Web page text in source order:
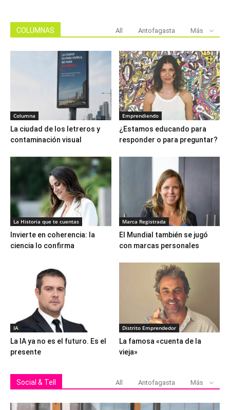
COLUMNAS All Antofagasta Más
Columna
La ciudad de los letreros y
contaminación visual
Emprendiendo
¿Estamos educando para
responder o para preguntar?
La Historia que te cuentas
Invierte en coherencia: la
ciencia lo confirma
Marca Registrada
El Mundial también se jugó
con marcas personales
IA
La IA ya no es el futuro. Es el
presente
Distrito Emprendedor
La famosa «cuenta de la
vieja»
Social & Tell All Antofagasta Más